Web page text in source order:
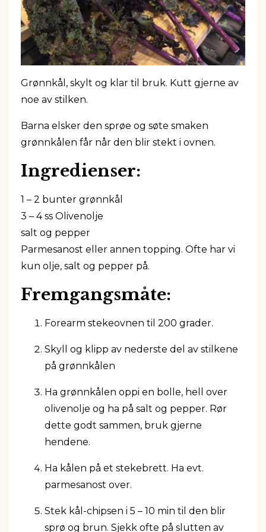
Grønnkål, skylt og klar til bruk. Kutt gjerne av
noe av stilken.
Barna elsker den sprøe og søte smaken
grønnkålen får når den blir stekt i ovnen.
Ingredienser:
1 – 2 bunter grønnkål
3 – 4 ss Olivenolje
salt og pepper
Parmesanost eller annen topping. Ofte har vi
kun olje, salt og pepper på.
Fremgangsmåte:
Forearm stekeovnen til 200 grader.
Skyll og klipp av nederste del av stilkene
på grønnkålen
Ha grønnkålen oppi en bolle, hell over
olivenolje og ha på salt og pepper. Rør
dette godt sammen, bruk gjerne
hendene.
Ha kålen på et stekebrett. Ha evt.
parmesanost over.
Stek kål-chipsen i 5 – 10 min til den blir
sprø og brun. Sjekk ofte på slutten av